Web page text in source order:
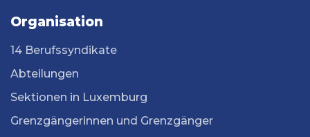
Organisation
14 Berufssyndikate
Abteilungen
Sektionen in Luxemburg
Grenzgängerinnen und Grenzgänger